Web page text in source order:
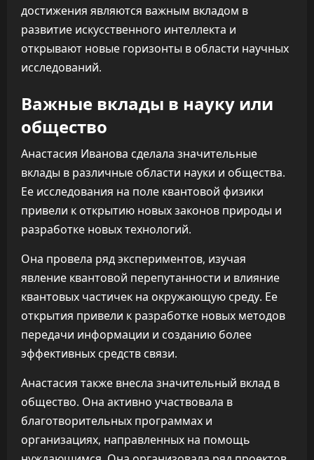
достижения являются важным вкладом в
развитие искусственного интеллекта и
открывают новые горизонты в области научных
исследований.
Важные вклады в науку или
общество
Анастасия Иванова сделала значительные
вклады в различные области науки и общества.
Ее исследования на поле квантовой физики
привели к открытию новых законов природы и
разработке новых технологий.
Она провела ряд экспериментов, изучая
явление квантовой перепутанности и влияние
квантовых частичек на окружающую среду. Ее
открытия привели к разработке новых методов
передачи информации и созданию более
эффективных средств связи.
Анастасия также внесла значительный вклад в
общество. Она активно участвовала в
благотворительных программах и
организациях, направленных на помощь